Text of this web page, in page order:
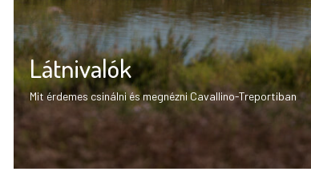
Látnivalók
Mit érdemes csinálni és megnézni Cavallino-Treportiban